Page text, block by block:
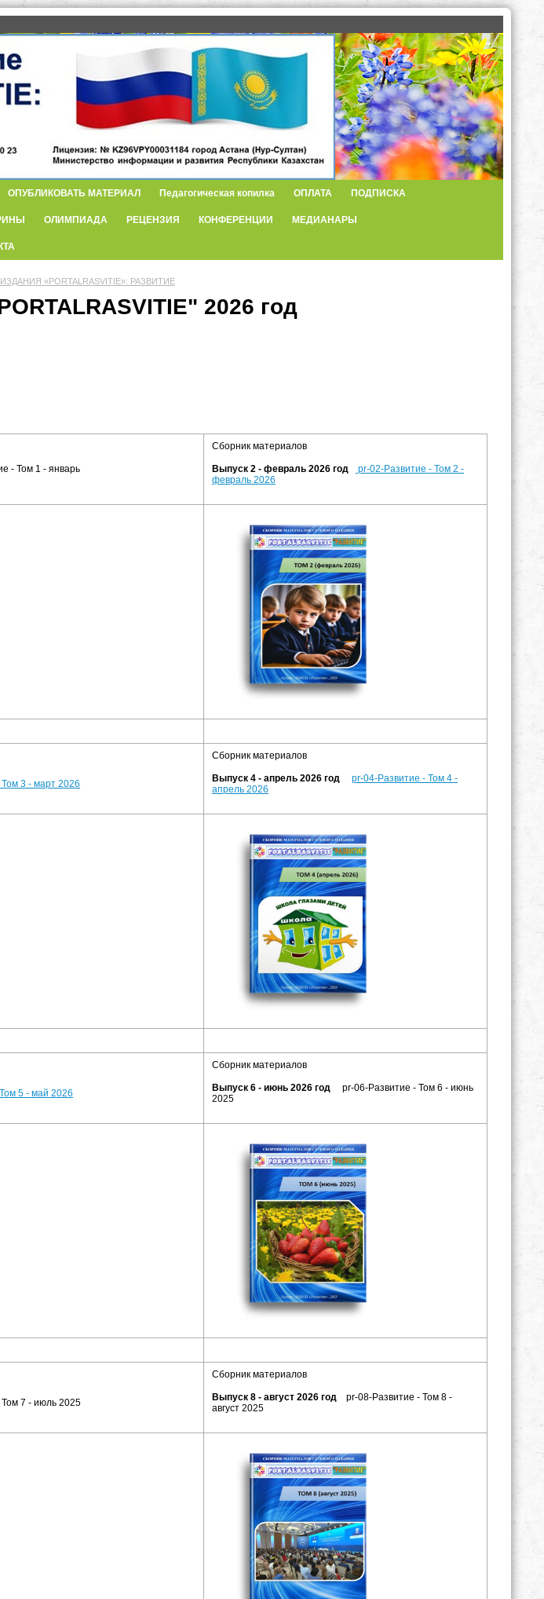
ОПУБЛИКОВАТЬ МАТЕРИАЛ Педагогическая копилка ОПЛАТА ПОДПИСКА
ОЛИМПИАДА РЕЦЕНЗИЯ КОНФЕРЕНЦИИ МЕДИАНАРЫ
«PORTALRASVITIE»: РАЗВИТИЕ
2026 год
- Том 1 - январь
Сборник материалов
Выпуск 2 - февраль 2026 год
pr-02-Развитие - Том 2 -
февраль 2026
3 - март 2026
Сборник материалов
Выпуск 4 - апрель 2026 год pr-04-Развитие - Том 4 -
апрель 2026
5 - май 2026
Сборник материалов
Выпуск 6 - июнь 2026 год pr-06-Развитие - Том 6 - июнь
2025
7 - июль 2025
Сборник материалов
Выпуск 8 - август 2026 год pr-08-Развитие - Том 8 -
август 2025